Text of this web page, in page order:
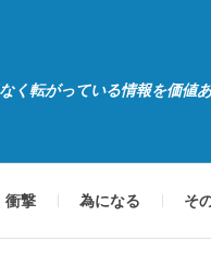
く転がっている情報を価値
衝撃 為になる そ